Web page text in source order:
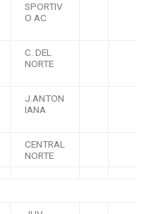
SPORTIV
O AC
C. DEL
NORTE
J.ANTON
IANA
CENTRAL
NORTE